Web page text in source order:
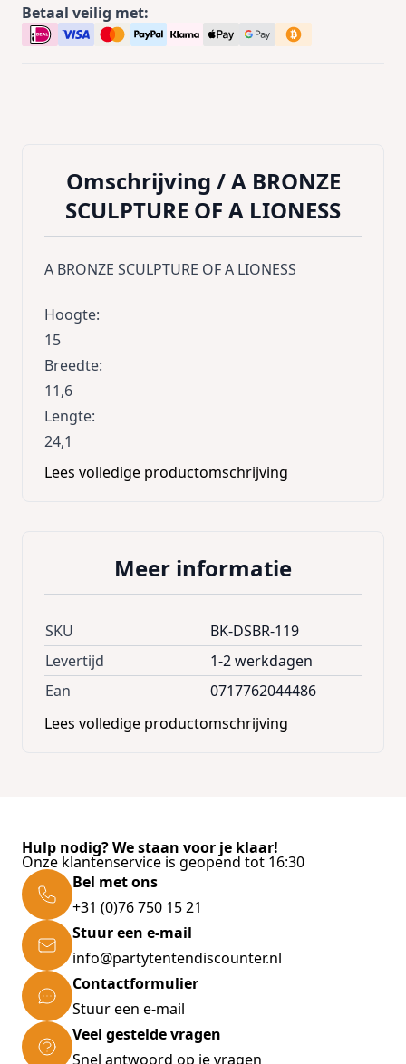
Betaal veilig met:
Omschrijving /A BRONZE
SCULPTURE OF A LIONESS
A BRONZE SCULPTURE OF A LIONESS
Hoogte:
15
Breedte:
11,6
Lengte:
24,1
Lees volledige productomschrijving
Meer informatie
SKU
BK-DSBR-119
Levertijd
1-2 werkdagen
Ean
0717762044486
Lees volledige productomschrijving
Hulp nodig? We staan voor je klaar!
Onze klantenservice is geopend tot 16:30
Bel met ons
+31 (0)76 750 15 21
Stuur een e-mail
info@partytentendiscounter.nl
Contactformulier
Stuur een e-mail
Veel gestelde vragen
Snel antwoord op je vragen